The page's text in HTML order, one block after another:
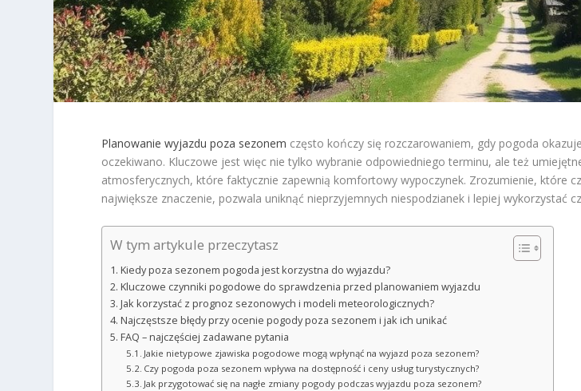
Planowanie wyjazdu poza sezonem często kończy się rozczarowaniem, gdy pogoda
oczekiwano. Kluczowe jest więc nie tylko wybranie odpowiedniego terminu, ale też
atmosferycznych, które faktycznie zapewnią komfortowy wypoczynek. Zrozumienie, które
największe znaczenie, pozwala uniknąć nieprzyjemnych niespodzianek i lepiej wykorzystać
W tym artykule przeczytasz
Kiedy poza sezonem pogoda jest korzystna do wyjazdu?
Kluczowe czynniki pogodowe do sprawdzenia przed planowaniem wyjazdu
Jak korzystać z prognoz sezonowych i modeli meteorologicznych?
Najczęstsze błędy przy ocenie pogody poza sezonem i jak ich unikać
FAQ – najczęściej zadawane pytania
Jakie nietypowe zjawiska pogodowe mogą wpłynąć na wyjazd poza sezonem?
Czy pogoda poza sezonem wpływa na dostępność i ceny usług turystycznych?
Jak przygotować się na nagłe zmiany pogody podczas wyjazdu poza sezonem?